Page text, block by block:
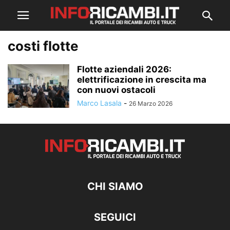
costi flotte
Flotte aziendali 2026:
elettrificazione in crescita ma
con nuovi ostacoli
Marco Lasala - 26 Marzo 2026
CHI SIAMO
SEGUICI